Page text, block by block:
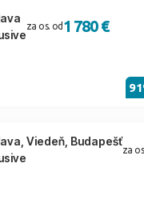
za os. od 1 780 €
Viedeň, Budapešť
za